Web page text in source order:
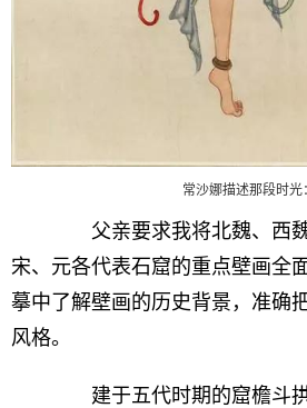
常沙娜描述那段时光：
父亲要求我将北魏、西魏
宋、元各代表石窟的重点壁画全
摹中了解壁画的历史背景，准确
风格。
建于五代时期的窟檐斗